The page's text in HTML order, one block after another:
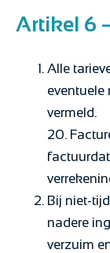
Artikel 6
Alle
eventuele
vermeld.
20.
Bij niet-
nadere
verzuim